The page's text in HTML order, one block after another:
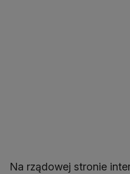
Na rządowej stronie